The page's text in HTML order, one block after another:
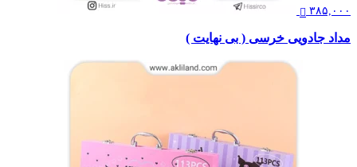
۳۸۵,۰۰۰
مداد جادویی خرسی ( بی نهایت )